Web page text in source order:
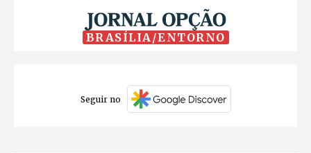
BRASÍLIA/ENTORNO
Seguir no